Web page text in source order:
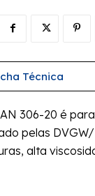
Técnica
306-20 é
pelas
alta